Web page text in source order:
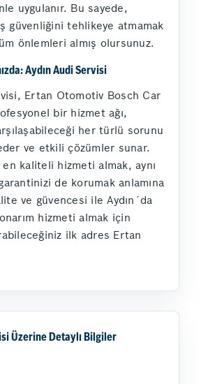
uygulanır. Bu sayede,
güvenliğini tehlikeye atmamak
önlemleri almış olursunuz.
Aydın Audi Servisi
Ertan Otomotiv Bosch Car
bir hizmet ağı,
her türlü sorunu
ve etkili çözümler sunar.
en kaliteli hizmeti almak, aynı
de korumak anlamına
ve güvencesi ile Aydın´da
hizmeti almak için
ilk adres Ertan
Üzerine Detaylı Bilgiler